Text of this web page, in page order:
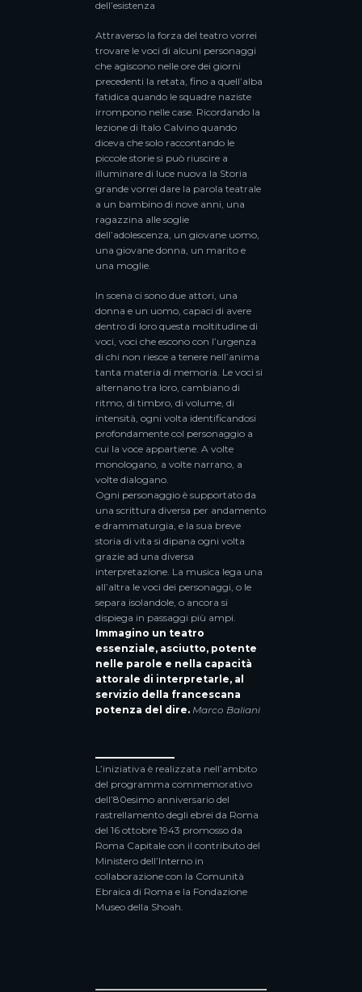
dell’esistenza
Attraverso la forza del teatro vorrei
trovare le voci di alcuni personaggi
che agiscono nelle ore dei giorni
precedenti la retata, fino a quell’alba
fatidica quando le squadre naziste
irrompono nelle case. Ricordando la
lezione di Italo Calvino quando
diceva che solo raccontando le
piccole storie si può riuscire a
illuminare di luce nuova la Storia
grande vorrei dare la parola teatrale
a un bambino di nove anni, una
ragazzina alle soglie
dell’adolescenza, un giovane uomo,
una giovane donna, un marito e
una moglie.
In scena ci sono due attori, una
donna e un uomo, capaci di avere
dentro di loro questa moltitudine di
voci, voci che escono con l’urgenza
di chi non riesce a tenere nell’anima
tanta materia di memoria. Le voci si
alternano tra loro, cambiano di
ritmo, di timbro, di volume, di
intensità, ogni volta identificandosi
profondamente col personaggio a
cui la voce appartiene. A volte
monologano, a volte narrano, a
volte dialogano.
Ogni personaggio è supportato da
una scrittura diversa per andamento
e drammaturgia, e la sua breve
storia di vita si dipana ogni volta
grazie ad una diversa
interpretazione. La musica lega una
all’altra le voci dei personaggi, o le
separa isolandole, o ancora si
dispiega in passaggi più ampi.
Immagino un teatro
essenziale, asciutto, potente
nelle parole e nella capacità
attorale di interpretarle, al
servizio della francescana
potenza del dire. Marco Baliani
______________
L’iniziativa è realizzata nell’ambito
del programma commemorativo
dell’80esimo anniversario del
rastrellamento degli ebrei da Roma
del 16 ottobre 1943 promosso da
Roma Capitale con il contributo del
Ministero dell’Interno in
collaborazione con la Comunità
Ebraica di Roma e la Fondazione
Museo della Shoah.